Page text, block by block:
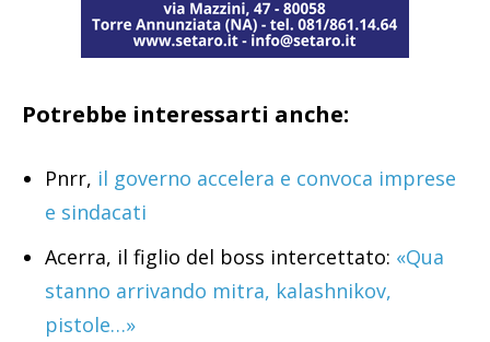
Potrebbe interessarti anche:
Pnrr, il governo accelera e convoca imprese
e sindacati
Acerra, il figlio del boss intercettato: «Qua
stanno arrivando mitra, kalashnikov,
pistole…»